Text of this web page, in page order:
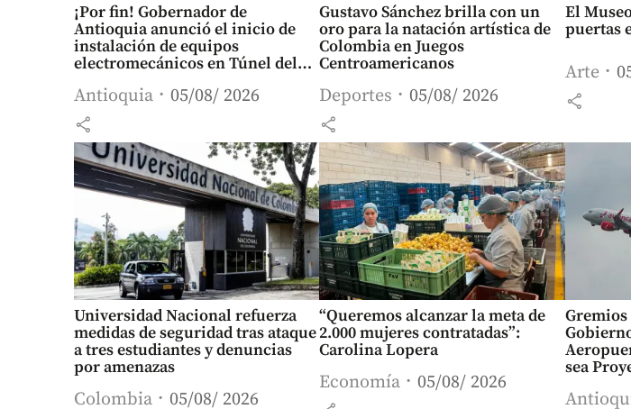
¡Por fin! Gobernador de
Antioquia anunció el inicio de
instalación de equipos
electromecánicos en Túnel del
Antioquia 05/08/ 2026
share
Gustavo Sánchez brilla con un
oro para la natación artística de
Colombia en Juegos
Centroamericanos
Deportes 05/08/ 2026
share
El
puertas
Arte
share
Universidad Nacional refuerza
medidas de seguridad tras ataque
a tres estudiantes y denuncias
por amenazas
Colombia 05/08/ 2026
“Queremos alcanzar la meta de
2.000 mujeres contratadas”:
Carolina Lopera
Economía 05/08/ 2026
sea